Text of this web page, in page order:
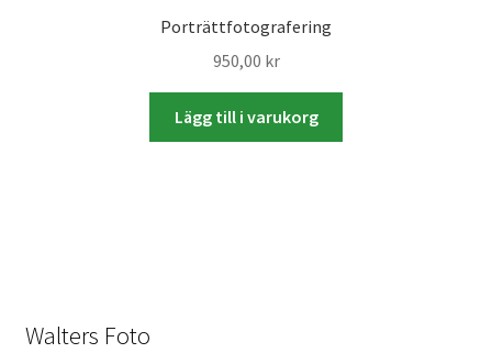
Varukorg
Porträttfotografering
950,00 kr
Lägg till i varukorg
Walters Foto